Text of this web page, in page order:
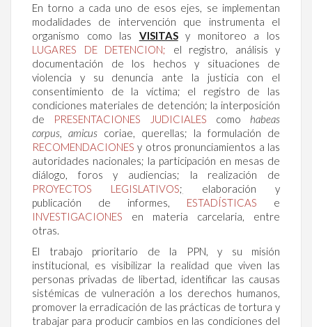
En torno a cada uno de esos ejes, se implementan
modalidades de intervención que instrumenta el
organismo como las VISITAS y monitoreo a los
LUGARES DE DETENCION;
el registro, análisis y
documentación de los hechos y situaciones de
violencia y su denuncia ante la justicia con el
consentimiento de la víctima; el registro de las
condiciones materiales de detención; la interposición
de PRESENTACIONES JUDICIALES como habeas
corpus, amicus coriae, querellas; la formulación de
RECOMENDACIONES y otros pronunciamientos a las
autoridades nacionales; la participación en mesas de
diálogo, foros y audiencias; la realización de
PROYECTOS LEGISLATIVOS;
elaboración y
publicación de informes, ESTADÍSTICAS
e
INVESTIGACIONES
en materia carcelaria, entre
otras.
El trabajo prioritario de la PPN, y su misión
institucional, es visibilizar la realidad que viven las
personas privadas de libertad, identificar las causas
sistémicas de vulneración a los derechos humanos,
promover la erradicación de las prácticas de tortura y
trabajar para producir cambios en las condiciones del